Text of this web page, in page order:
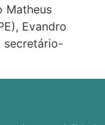
Matheus
Evandro
secretário-